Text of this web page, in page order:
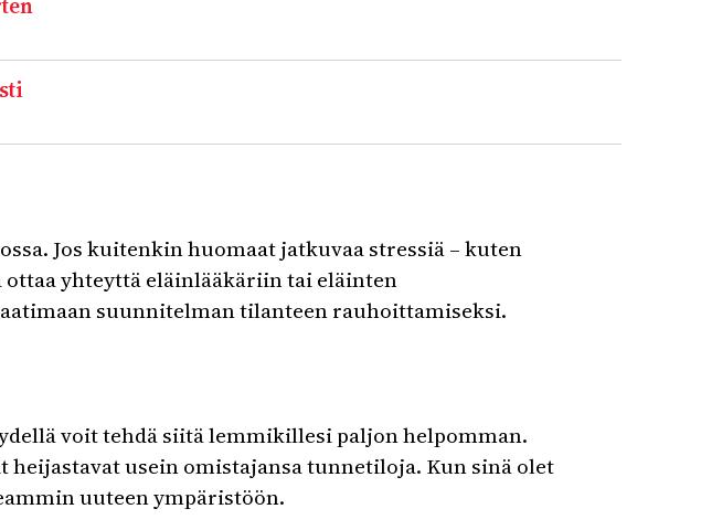
Jos kuitenkin huomaat jatkuvaa stressiä – kuten
yhteyttä eläinlääkäriin tai eläinten
suunnitelman tilanteen rauhoittamiseksi.
voit tehdä siitä lemmikillesi paljon helpomman.
usein omistajansa tunnetiloja. Kun sinä olet
uuteen ympäristöön.